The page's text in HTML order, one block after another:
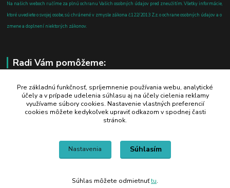
Na našich weboch ručíme za plnú ochranu Vašich osobných údajov pred zneužitím. Všetky informácie,
ktoré uvediete o svojej osobe, sú chránené v zmysle zákona č.122/2013 Z.z. o ochrane osobných údajov a o
zmene a doplnení niektorých zákonov.
Radi Vám pomôžeme:
+421 908 700 612
po-pia: 8.00 - 16.00
business@jtf.sk
Pre základnú funkčnosť, spríjemnenie používania webu, analytické
účely a v prípade udelenia súhlasu aj na účely cielenia reklamy
využívame súbory cookies. Nastavenie vlastných preferencií
cookies môžete kedykoľvek upraviť odkazom v spodnej časti
stránok.
Nastavenia Súhlasím
Súhlas môžete odmietnuťtu.